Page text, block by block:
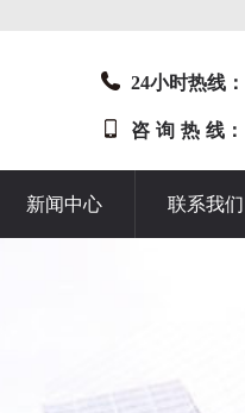
24小时热线：
咨 询 热 线：
新闻中心 联系我们